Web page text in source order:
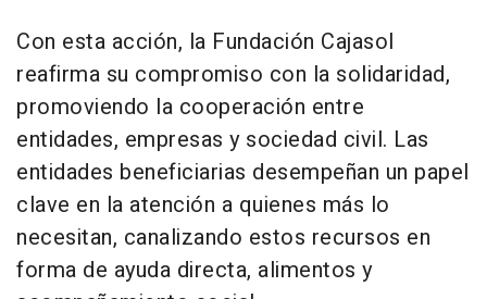
Con esta acción, la Fundación Cajasol
reafirma su compromiso con la solidaridad,
promoviendo la cooperación entre
entidades, empresas y sociedad civil. Las
entidades beneficiarias desempeñan un papel
clave en la atención a quienes más lo
necesitan, canalizando estos recursos en
forma de ayuda directa, alimentos y